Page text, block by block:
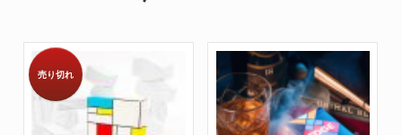
売り切れ